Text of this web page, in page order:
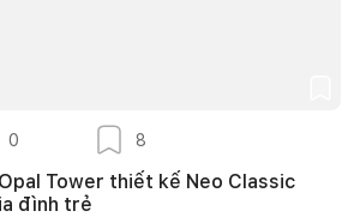
0 8
Tower thiết kế Neo Classic
đình trẻ